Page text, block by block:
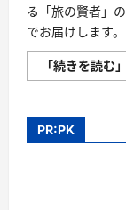
る「旅の賢者」
でお届けします。
「続きを読む」
PR:PK